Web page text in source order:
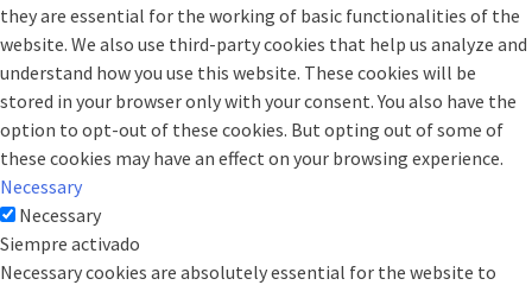
they are essential for the working of basic functionalities of the
website. We also use third-party cookies that help us analyze and
understand how you use this website. These cookies will be
stored in your browser only with your consent. You also have the
option to opt-out of these cookies. But opting out of some of
these cookies may have an effect on your browsing experience.
Necessary
Necessary
Siempre activado
Necessary cookies are absolutely essential for the website to